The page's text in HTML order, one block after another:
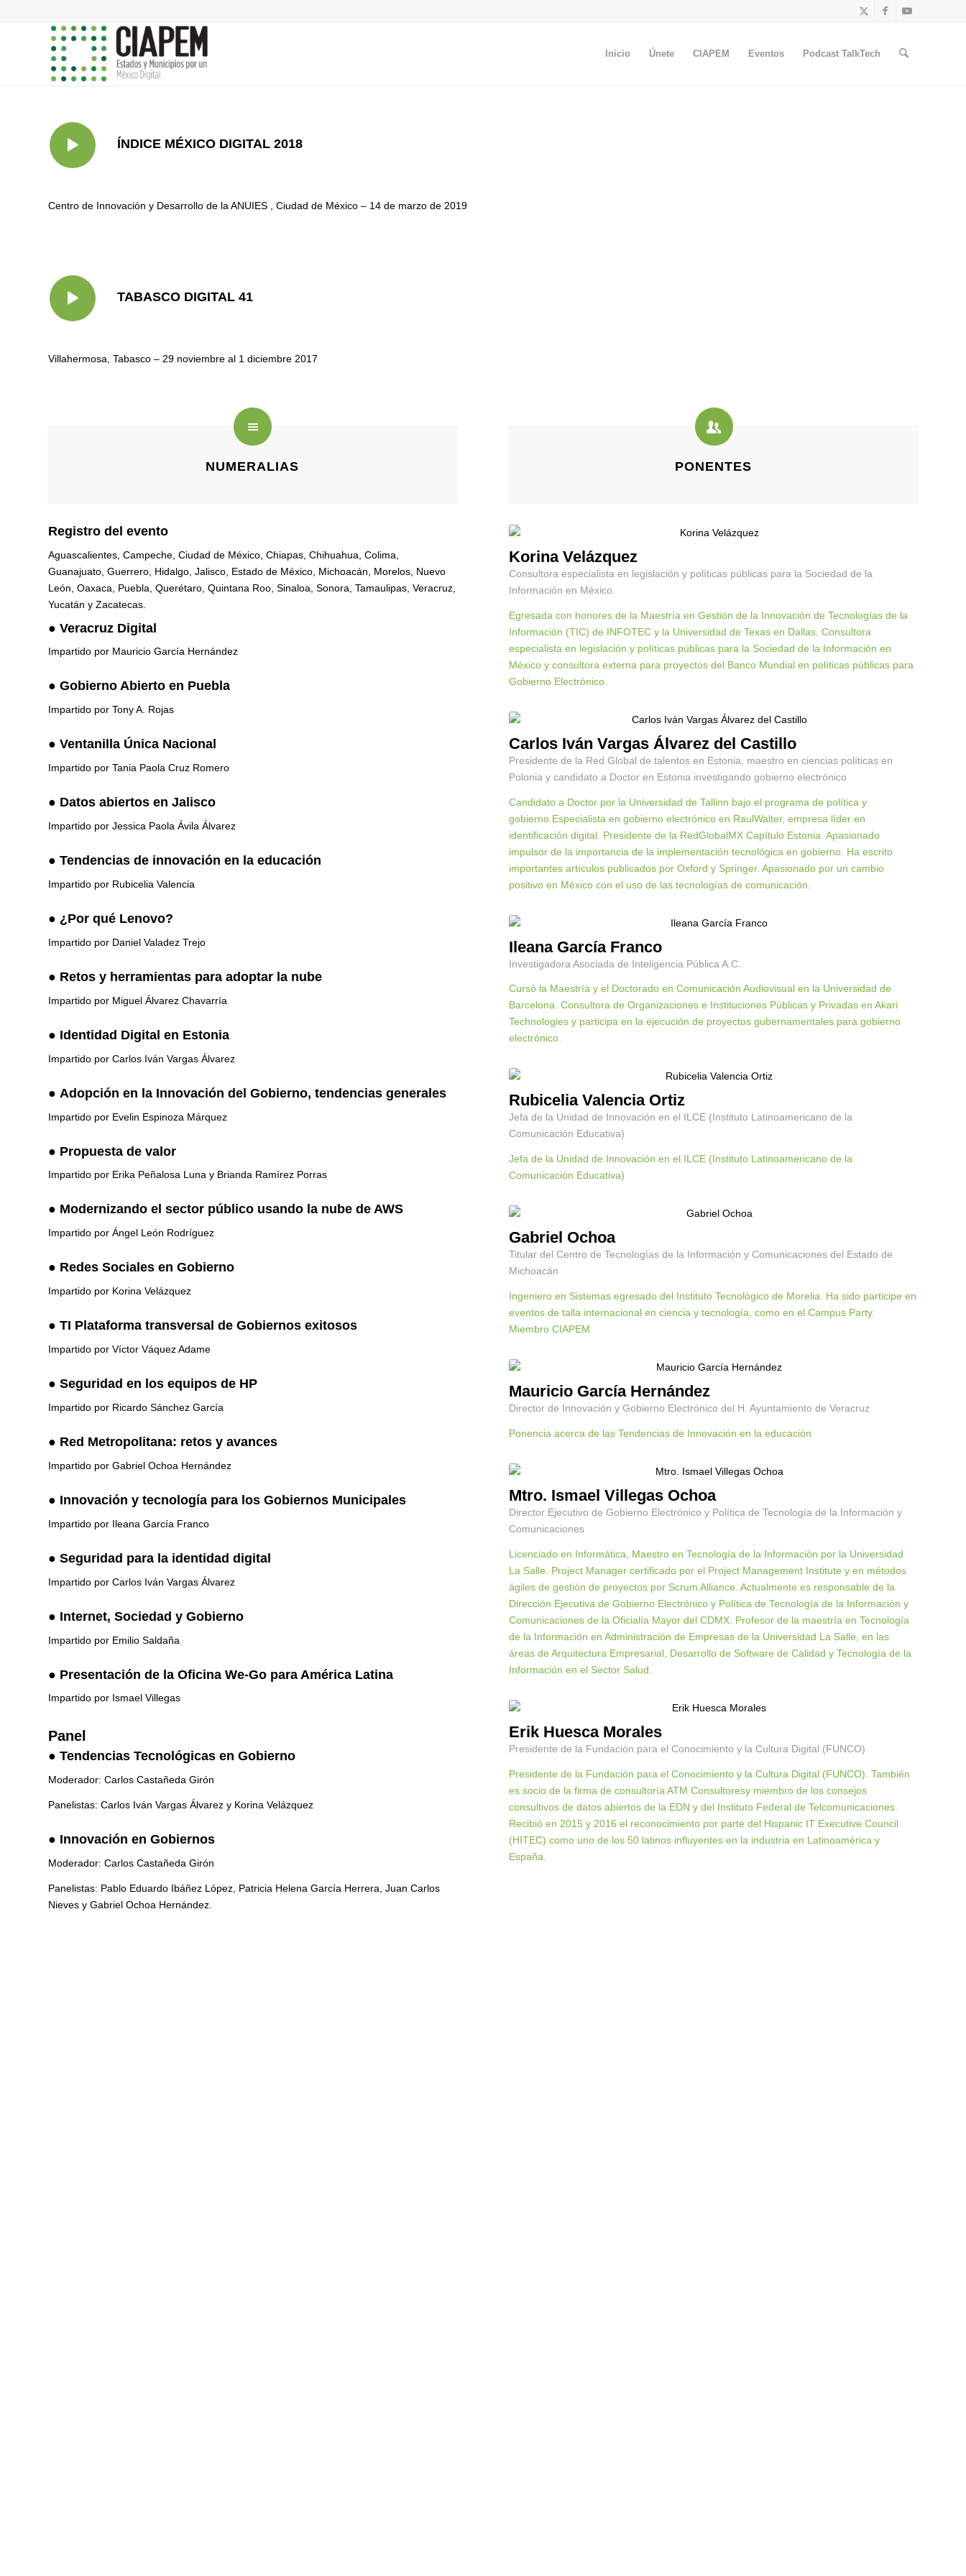
Inicio Únete CIAPEM Eventos Podcast TalkTech
ÍNDICE MÉXICO DIGITAL 2018
Centro de Innovación y Desarrollo de la ANUIES , Ciudad de México – 14 de marzo de 2019
TABASCO DIGITAL 41
Villahermosa, Tabasco – 29 noviembre al 1 diciembre 2017
NUMERALIAS
Registro del evento
Aguascalientes, Campeche, Ciudad de México, Chiapas, Chihuahua, Colima,
Guanajuato, Guerrero, Hidalgo, Jalisco, Estado de México, Michoacán, Morelos, Nuevo
León, Oaxaca, Puebla, Querétaro, Quintana Roo, Sinaloa, Sonora, Tamaulipas, Veracruz,
Yucatán y Zacatecas.
● Veracruz Digital
Impartido por Mauricio García Hernández
● Gobierno Abierto en Puebla
Impartido por Tony A. Rojas
● Ventanilla Única Nacional
Impartido por Tania Paola Cruz Romero
● Datos abiertos en Jalisco
Impartido por Jessica Paola Ávila Álvarez
● Tendencias de innovación en la educación
Impartido por Rubicelia Valencia
● ¿Por qué Lenovo?
Impartido por Daniel Valadez Trejo
● Retos y herramientas para adoptar la nube
Impartido por Miguel Álvarez Chavarría
● Identidad Digital en Estonia
Impartido por Carlos Iván Vargas Álvarez
● Adopción en la Innovación del Gobierno, tendencias generales
Impartido por Evelin Espinoza Márquez
● Propuesta de valor
Impartido por Erika Peñalosa Luna y Brianda Ramírez Porras
● Modernizando el sector público usando la nube de AWS
Impartido por Ángel León Rodríguez
● Redes Sociales en Gobierno
Impartido por Korina Velázquez
● TI Plataforma transversal de Gobiernos exitosos
Impartido por Víctor Váquez Adame
● Seguridad en los equipos de HP
Impartido por Ricardo Sánchez García
● Red Metropolitana: retos y avances
Impartido por Gabriel Ochoa Hernández
● Innovación y tecnología para los Gobiernos Municipales
Impartido por Ileana García Franco
● Seguridad para la identidad digital
Impartido por Carlos Iván Vargas Álvarez
● Internet, Sociedad y Gobierno
Impartido por Emilio Saldaña
● Presentación de la Oficina We-Go para América Latina
Impartido por Ismael Villegas
Panel
● Tendencias Tecnológicas en Gobierno
Moderador: Carlos Castañeda Girón
Panelistas: Carlos Iván Vargas Álvarez y Korina Velázquez
● Innovación en Gobiernos
Moderador: Carlos Castañeda Girón
Panelistas: Pablo Eduardo Ibáñez López, Patricia Helena García Herrera, Juan Carlos
Nieves y Gabriel Ochoa Hernández.
PONENTES
Korina Velázquez
Consultora especialista en legislación y políticas públicas para la Sociedad de la
Información en México.
Egresada con honores de la Maestría en Gestión de la Innovación de Tecnologías de la
Información (TIC) de INFOTEC y la Universidad de Texas en Dallas. Consultora
especialista en legislación y políticas públicas para la Sociedad de la Información en
México y consultora externa para proyectos del Banco Mundial en políticas públicas para
Gobierno Electrónico.
Carlos Iván Vargas Álvarez del Castillo
Presidente de la Red Global de talentos en Estonia, maestro en ciencias políticas en
Polonia y candidato a Doctor en Estonia investigando gobierno electrónico
Candidato a Doctor por la Universidad de Tallinn bajo el programa de política y
gobierno.Especialista en gobierno electrónico en RaulWalter, empresa líder en
identificación digital. Presidente de la RedGlobalMX Capítulo Estonia. Apasionado
impulsor de la importancia de la implementación tecnológica en gobierno. Ha escrito
importantes artículos publicados por Oxford y Springer. Apasionado por un cambio
positivo en México con el uso de las tecnologías de comunicación.
Ileana García Franco
Investigadora Asociada de Inteligencia Pública A.C.
Cursó la Maestría y el Doctorado en Comunicación Audiovisual en la Universidad de
Barcelona. Consultora de Organizaciones e Instituciones Públicas y Privadas en Akari
Technologies y participa en la ejecución de proyectos gubernamentales para gobierno
electrónico.
Rubicelia Valencia Ortiz
Jefa de la Unidad de Innovación en el ILCE (Instituto Latinoamericano de la
Comunicación Educativa)
Jefa de la Unidad de Innovación en el ILCE (Instituto Latinoamericano de la
Comunicación Educativa)
Gabriel Ochoa
Titular del Centro de Tecnologías de la Información y Comunicaciones del Estado de
Michoacán
Ingeniero en Sistemas egresado del Instituto Tecnológico de Morelia. Ha sido participe en
eventos de talla internacional en ciencia y tecnología, como en el Campus Party.
Miembro CIAPEM
Mauricio García Hernández
Director de Innovación y Gobierno Electrónico del H. Ayuntamiento de Veracruz
Ponencia acerca de las Tendencias de Innovación en la educación
Mtro. Ismael Villegas Ochoa
Director Ejecutivo de Gobierno Electrónico y Política de Tecnología de la Información y
Comunicaciones
Licenciado en Informática, Maestro en Tecnología de la Información por la Universidad
La Salle. Project Manager certificado por el Project Management Institute y en métodos
ágiles de gestión de proyectos por Scrum Alliance. Actualmente es responsable de la
Dirección Ejecutiva de Gobierno Electrónico y Política de Tecnología de la Información y
Comunicaciones de la Oficialía Mayor del CDMX. Profesor de la maestría en Tecnología
de la Información en Administración de Empresas de la Universidad La Salle, en las
áreas de Arquitectura Empresarial, Desarrollo de Software de Calidad y Tecnología de la
Información en el Sector Salud.
Erik Huesca Morales
Presidente de la Fundación para el Conocimiento y la Cultura Digital (FUNCO)
Presidente de la Fundación para el Conocimiento y la Cultura Digital (FUNCO). También
es socio de la firma de consultoría ATM Consultoresy miembro de los consejos
consultivos de datos abiertos de la EDN y del Instituto Federal de Telcomunicaciones.
Recibió en 2015 y 2016 el reconocimiento por parte del Hispanic IT Executive Council
(HITEC) como uno de los 50 latinos influyentes en la industria en Latinoamérica y
España.